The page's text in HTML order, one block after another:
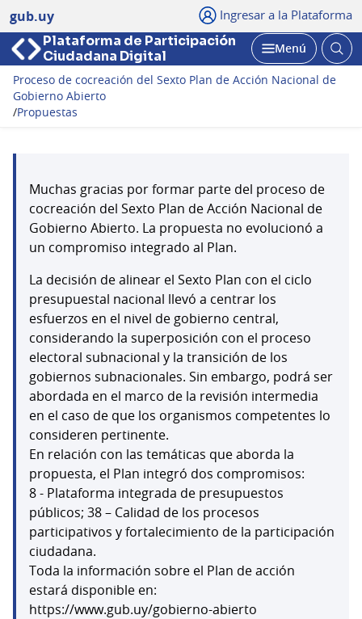
gub.uy Ingresar a la Plataforma
Plataforma de Participación
Ciudadana Digital
Abrir
Menú
Proceso de cocreación del Sexto Plan de Acción Nacional de
Gobierno Abierto
/Propuestas
Muchas gracias por formar parte del proceso de
cocreación del Sexto Plan de Acción Nacional de
Gobierno Abierto. La propuesta no evolucionó a
un compromiso integrado al Plan.
La decisión de alinear el Sexto Plan con el ciclo
presupuestal nacional llevó a centrar los
esfuerzos en el nivel de gobierno central,
considerando la superposición con el proceso
electoral subnacional y la transición de los
gobiernos subnacionales. Sin embargo, podrá ser
abordada en el marco de la revisión intermedia
en el caso de que los organismos competentes lo
consideren pertinente.
En relación con las temáticas que aborda la
propuesta, el Plan integró dos compromisos:
8 - Plataforma integrada de presupuestos
públicos; 38 – Calidad de los procesos
participativos y fortalecimiento de la participación
ciudadana.
Toda la información sobre el Plan de acción
estará disponible en:
https://www.gub.uy/gobierno-abierto